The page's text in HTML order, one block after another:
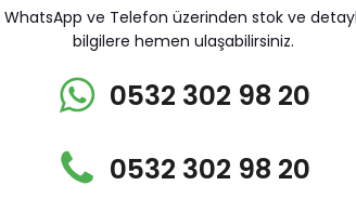
WhatsApp ve Telefon üzerinden stok ve
bilgilere hemen ulaşabilirsiniz.
0532 302 98 20
0532 302 98 20